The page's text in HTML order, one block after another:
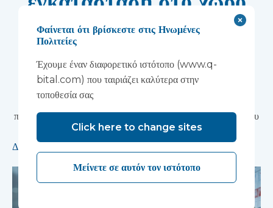
Wonford House του
Devon NHS
Partnership Trust
Η κατασκευή με αρθρωτές μονάδες θα επιταχύνει την
παράδοση μιας πρωτοποριακής ερευνητικής εγκατάστασης που
υποστηρίζει την ανάπτυξη νέων θεραπειών ψυχικής υγείας.
Διαβάστε περισσότερα
Φαίνεται ότι βρίσκεστε στις Ηνωμένες
Πολιτείες
Έχουμε έναν διαφορετικό ιστότοπο (www.q-
bital.com) που ταιριάζει καλύτερα στην
τοποθεσία σας
Click here to change sites
Μείνετε σε αυτόν τον ιστότοπο